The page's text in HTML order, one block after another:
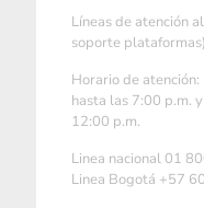
Líneas de atención
soporte plataformas)
Horario de
hasta las 7:00 p.m.
12:00 p.m.
Linea nacional 01
Linea Bogotá +57